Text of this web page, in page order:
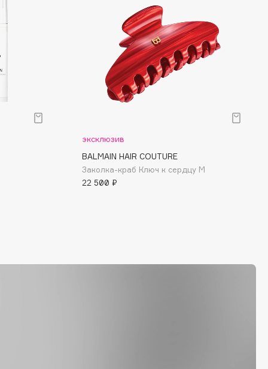
эксклюзив
BALMAIN HAIR COUTURE
Заколка-краб Ключ к сердцу M
22 500 ₽